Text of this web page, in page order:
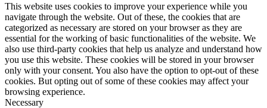
This website uses cookies to improve your experience while you
navigate through the website. Out of these, the cookies that are
categorized as necessary are stored on your browser as they are
essential for the working of basic functionalities of the website. We
also use third-party cookies that help us analyze and understand how
you use this website. These cookies will be stored in your browser
only with your consent. You also have the option to opt-out of these
cookies. But opting out of some of these cookies may affect your
browsing experience.
Necessary